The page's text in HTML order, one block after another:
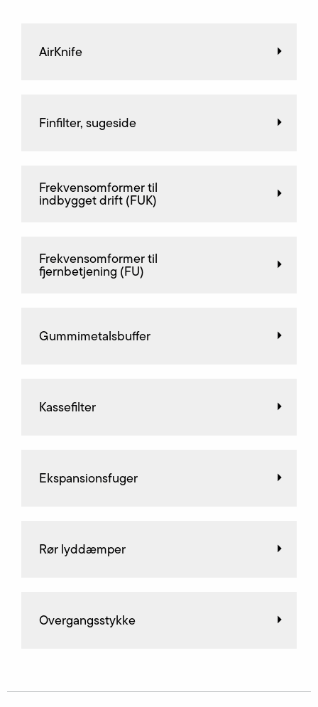
AirKnife
Finfilter, sugeside
Frekvensomformer til
indbygget drift (FUK)
Frekvensomformer til
fjernbetjening (FU)
Gummimetalsbuffer
Kassefilter
Ekspansionsfuger
Rør lyddæmper
Overgangsstykke